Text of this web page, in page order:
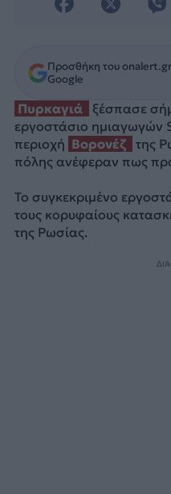
Προσθήκη του
Google
Πυρκαγιά ξέσπασε
εργοστάσιο ημιαγωγών
περιοχή Βορονέζ της
πόλης ανέφεραν πως
Το συγκεκριμένο
τους κορυφαίους
της Ρωσίας.